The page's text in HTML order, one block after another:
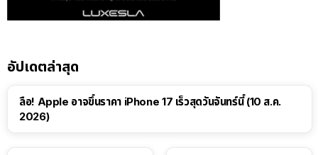
อัปเดตล่าสุด
ลือ! Apple อาจขึ้นราคา iPhone 17 เร็วสุดวันจันทร์นี้ (10 ส.ค.
2026)